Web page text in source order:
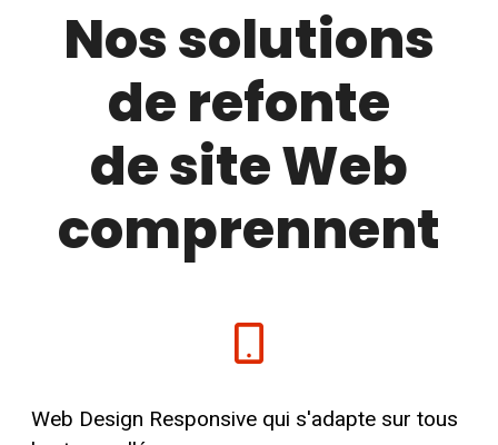
Nos solutions
de refonte
de site Web
comprennent
Web Design Responsive qui s'adapte sur tous